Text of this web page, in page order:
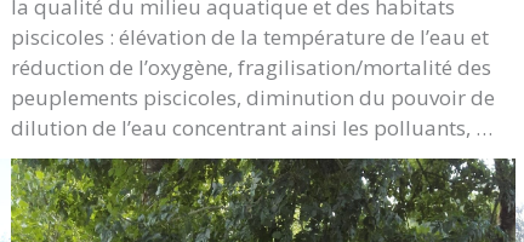
la qualité du milieu aquatique et des habitats
piscicoles : élévation de la température de l’eau et
réduction de l’oxygène, fragilisation/mortalité des
peuplements piscicoles, diminution du pouvoir de
dilution de l’eau concentrant ainsi les polluants, …